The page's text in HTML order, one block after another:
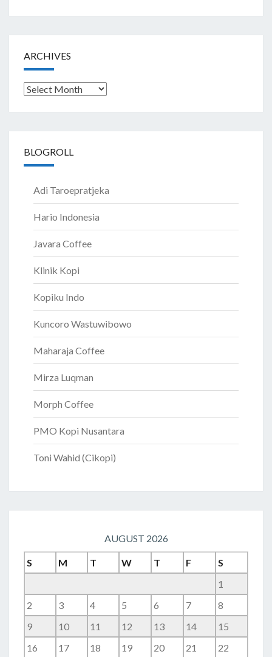
ARCHIVES
Archives
BLOGROLL
Adi Taroepratjeka
Hario Indonesia
Javara Coffee
Klinik Kopi
Kopiku Indo
Kuncoro Wastuwibowo
Maharaja Coffee
Mirza Luqman
Morph Coffee
PMO Kopi Nusantara
Toni Wahid (Cikopi)
AUGUST 2026
S M T W T F
S
1
2
3 4 5 6 7
8
9
10 11 12 13 14
15
16
17 18 19 20 21 22